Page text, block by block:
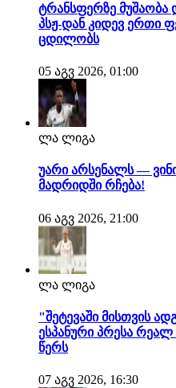
ტრანსფერზე
პსჟ-დან კიდევ ერთი
ცდილობს
05 აგვ 2026, 01:00
ლა ლიგა
უარი არსენალს —
მადრიდში რჩება!
06 აგვ 2026, 21:00
ლა ლიგა
"შეტევაში მისთვის
ესპანური პრესა
წერს
07 აგვ 2026, 16:30